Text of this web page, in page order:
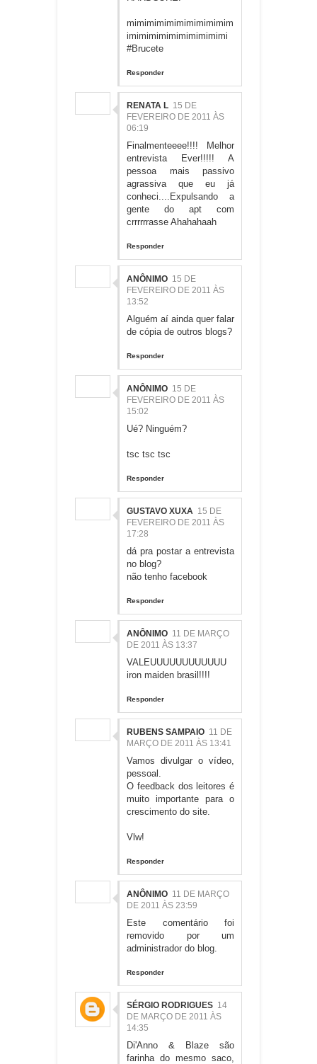
mimimimimimimimimimim
imimimimimimimimimimi
#Brucete
Responder
RENATA L 15 DE
FEVEREIRO DE 2011 ÀS
06:19
Finalmenteeee!!!! Melhor
entrevista Ever!!!!! A
pessoa mais passivo
agrassiva que eu já
conheci....Expulsando a
gente do apt com
crrrrrrasse Ahahahaah
Responder
ANÔNIMO 15 DE
FEVEREIRO DE 2011 ÀS
13:52
Alguém aí ainda quer falar
de cópia de outros blogs?
Responder
ANÔNIMO 15 DE
FEVEREIRO DE 2011 ÀS
15:02
Ué? Ninguém?
tsc tsc tsc
Responder
GUSTAVO XUXA 15 DE
FEVEREIRO DE 2011 ÀS
17:28
dá pra postar a entrevista
no blog?
não tenho facebook
Responder
ANÔNIMO 11 DE MARÇO
DE 2011 ÀS 13:37
VALEUUUUUUUUUUUU
iron maiden brasil!!!!
Responder
RUBENS SAMPAIO 11 DE
MARÇO DE 2011 ÀS 13:41
Vamos divulgar o vídeo,
pessoal.
O feedback dos leitores é
muito importante para o
crescimento do site.
Vlw!
Responder
ANÔNIMO 11 DE MARÇO
DE 2011 ÀS 23:59
Este comentário foi
removido por um
administrador do blog.
Responder
SÉRGIO RODRIGUES 14
DE MARÇO DE 2011 ÀS
14:35
Di'Anno & Blaze são
farinha do mesmo saco,